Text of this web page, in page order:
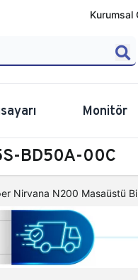
Kurumsal
Monitör
BD50A-00C
Nirvana N200 Masaüstü